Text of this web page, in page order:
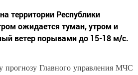
территории Республики
ожидается туман, утром и
ветер порывами до 15-18 м/с.
прогнозу Главного управления МЧС